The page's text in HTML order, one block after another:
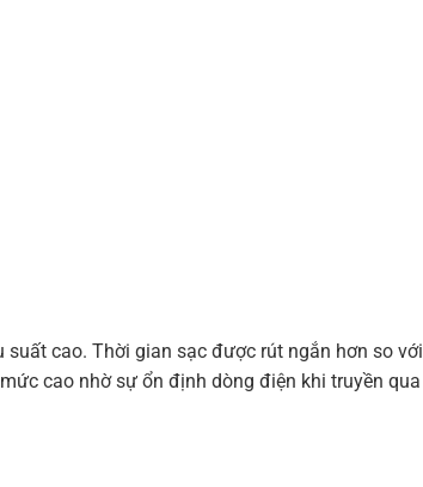
suất cao. Thời gian sạc được rút ngắn hơn so với
cao nhờ sự ổn định dòng điện khi truyền qua